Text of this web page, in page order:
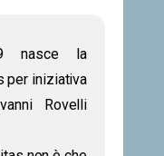
nasce la
per iniziativa
Rovelli